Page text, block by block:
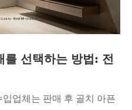
를 선택하는 방법: 전
업체는 판매 후 골치 아픈